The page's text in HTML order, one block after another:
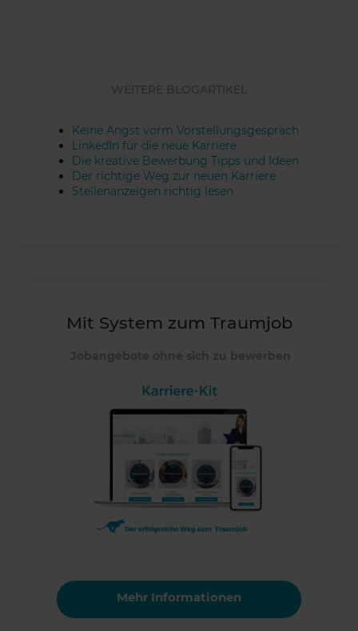
WEITERE BLOGARTIKEL
Keine Angst vorm Vorstellungsgespräch
LinkedIn für die neue Karriere
Die kreative Bewerbung Tipps und Ideen
Der richtige Weg zur neuen Karriere
Stellenanzeigen richtig lesen
Mit System zum Traumjob
Mehr Informationen